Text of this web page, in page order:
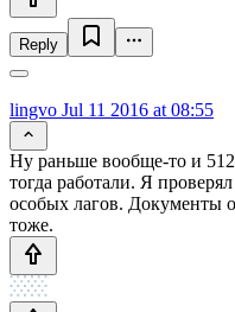
Reply
lingvo Jul 11 2016 at 08:55
Ну раньше вообще-то и
тогда работали. Я
особых лагов. Документы
тоже.